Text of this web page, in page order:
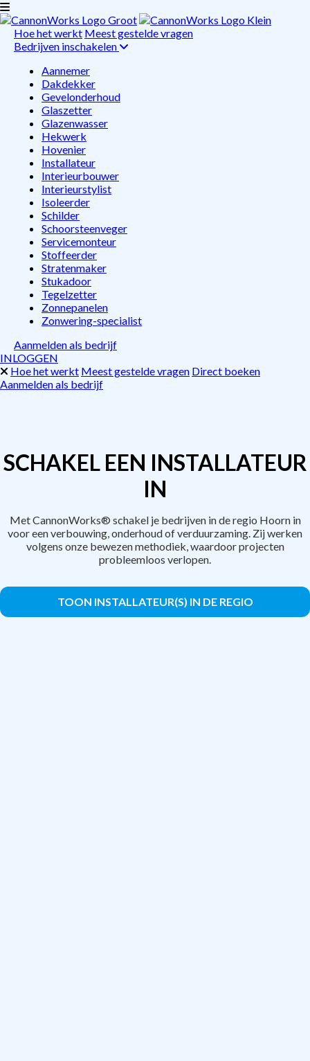
Hoe het werkt Meest gestelde vragen
Bedrijven inschakelen
Aannemer
Dakdekker
Gevelonderhoud
Glaszetter
Glazenwasser
Hekwerk
Hovenier
Installateur
Interieurbouwer
Interieurstylist
Isoleerder
Schilder
Schoorsteenveger
Servicemonteur
Stoffeerder
Stratenmaker
Stukadoor
Tegelzetter
Zonnepanelen
Zonwering-specialist
Aanmelden als bedrijf
INLOGGEN
Hoe het werkt Meest gestelde vragen Direct boeken
Aanmelden als bedrijf
SCHAKEL EEN INSTALLATEUR
IN
Met CannonWorks® schakel je bedrijven in de regio Hoorn in
voor een verbouwing, onderhoud of verduurzaming. Zij werken
volgens onze bewezen methodiek, waardoor projecten
probleemloos verlopen.
TOON INSTALLATEUR(S) IN DE REGIO